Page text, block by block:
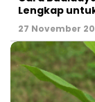
Lengkap
27 November